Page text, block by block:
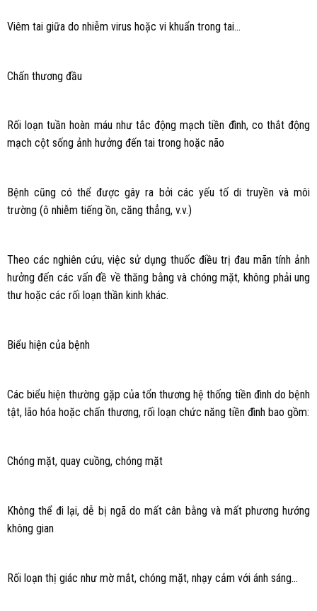
Viêm tai giữa do nhiễm virus hoặc vi khuẩn trong tai…
Chấn thương đầu
Rối loạn tuần hoàn máu như tắc động mạch tiền đình, co thắt động
mạch cột sống ảnh hưởng đến tai trong hoặc não
Bệnh cũng có thể được gây ra bởi các yếu tố di truyền và môi
trường (ô nhiễm tiếng ồn, căng thẳng, v.v.)
Theo các nghiên cứu, việc sử dụng thuốc điều trị đau mãn tính ảnh
hưởng đến các vấn đề về thăng bằng và chóng mặt, không phải ung
thư hoặc các rối loạn thần kinh khác.
Biểu hiện của bệnh
Các biểu hiện thường gặp của tổn thương hệ thống tiền đình do bệnh
tật, lão hóa hoặc chấn thương, rối loạn chức năng tiền đình bao gồm:
Chóng mặt, quay cuồng, chóng mặt
Không thể đi lại, dễ bị ngã do mất cân bằng và mất phương hướng
không gian
Rối loạn thị giác như mờ mắt, chóng mặt, nhạy cảm với ánh sáng…